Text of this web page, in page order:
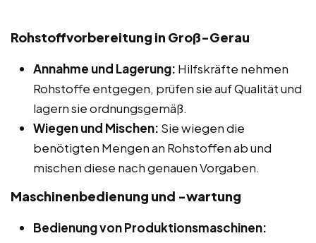
Rohstoffvorbereitung in Groß-Gerau
Annahme und Lagerung: Hilfskräfte nehmen
Rohstoffe entgegen, prüfen sie auf Qualität und
lagern sie ordnungsgemäß.
Wiegen und Mischen: Sie wiegen die
benötigten Mengen an Rohstoffen ab und
mischen diese nach genauen Vorgaben.
Maschinenbedienung und -wartung
Bedienung von Produktionsmaschinen: